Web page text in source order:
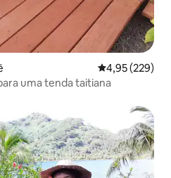
Classificação
4,95 (229)
uma tenda taitiana